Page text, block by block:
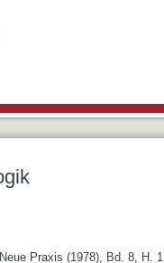
Praxis (1978), Bd. 8, H.